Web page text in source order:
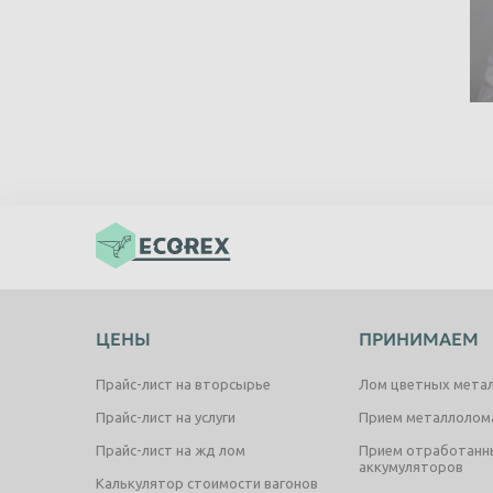
ЦЕНЫ
Прайс-лист на вторсырье
Прайс-лист на услуги
Прайс-лист на жд лом
Калькулятор стоимости вагонов
ПРИНИМАЕМ
Лом цветных
Прием
Прием
аккумуляторов